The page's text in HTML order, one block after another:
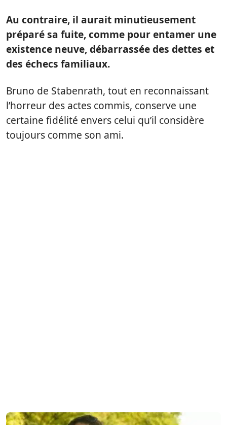
Au contraire, il aurait minutieusement
préparé sa fuite, comme pour entamer une
existence neuve, débarrassée des dettes et
des échecs familiaux.
Bruno de Stabenrath, tout en reconnaissant
l’horreur des actes commis, conserve une
certaine fidélité envers celui qu’il considère
toujours comme son ami.